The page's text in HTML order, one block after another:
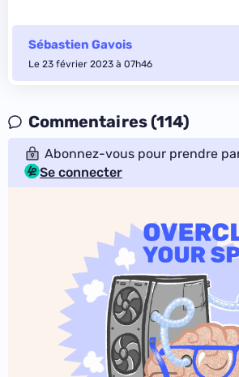
Sébastien Gavois
Le 23 février 2023 à 07h46
Commentaires (114)
Abonnez-vous pour prendre
Se connecter